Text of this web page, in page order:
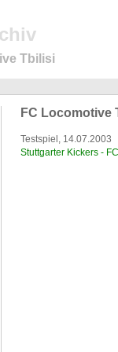
Tbilisi
FC Locomotive
Testspiel, 14.07.2003
Stuttgarter Kickers -